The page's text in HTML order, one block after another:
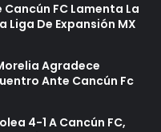
FC Lamenta La
Liga De Expansión MX
Agradece
Ante Cancún Fc
4-1 A Cancún FC,